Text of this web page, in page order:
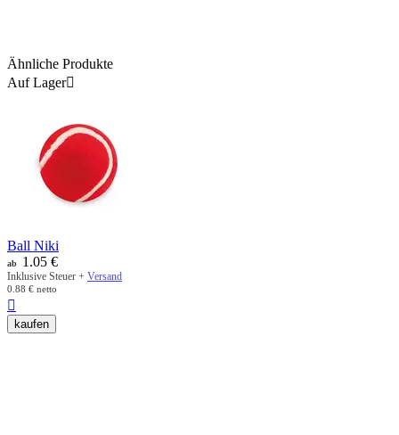
Ähnliche Produkte
Auf Lager
Ball Niki
ab 1.05 €
Inklusive Steuer + Versand
0.88 € netto

kaufen